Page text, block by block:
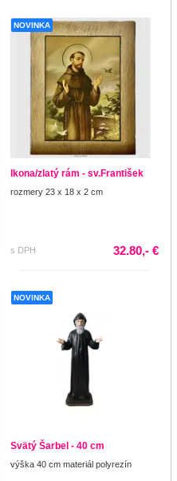
NOVINKA
Ikona/zlatý rám - sv.František
rozmery 23 x 18 x 2 cm
s DPH 32.80,- €
NOVINKA
Svätý Šarbel - 40 cm
výška 40 cm materiál polyrezín